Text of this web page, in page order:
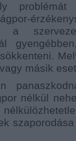
problémát
a
másik
nélkül